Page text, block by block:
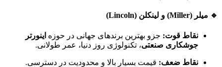
🔹 میلر (Miller) و لینکلن (Lincoln)
نقاط قوت: جزو بهترین برندهای جهانی در حوزه اینورتر
جوشکاری صنعتی، تکنولوژی روز دنیا، عمر طولانی.
نقاط ضعف: قیمت بسیار بالا و محدودیت در دسترسی.